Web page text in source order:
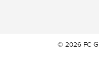
© 2026 FC